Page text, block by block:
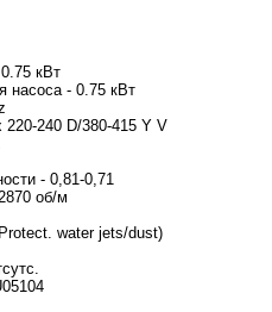
кВт
насоса - 0.75 кВт
240 D/380-415 Y V
- 0,81-0,71
об/м
water jets/dust)